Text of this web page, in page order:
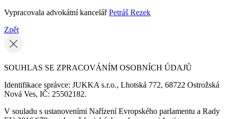
Vypracovala advokátní kancelářPetráš Rezek
Zpět
SOUHLAS SE ZPRACOVÁNÍM OSOBNÍCH ÚDAJŮ
Identifikace správce: JUKKA s.r.o., Lhotská 772, 68722 Ostrožská
Nová Ves, IČ: 25502182.
V souladu s ustanoveními Nařízení Evropského parlamentu a Rady